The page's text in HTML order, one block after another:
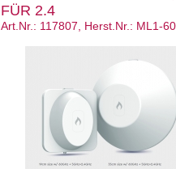
FÜR 2.4
Art.Nr.: 117807, Herst.Nr.: ML1-